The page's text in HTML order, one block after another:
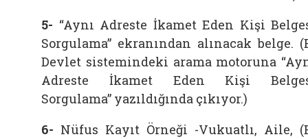
5- “Aynı Adreste İkamet Eden Kişi
Sorgulama” ekranından alınacak belge.
Devlet sistemindeki arama motoruna
Adreste İkamet Eden Kişi
Sorgulama” yazıldığında çıkıyor.)
6- Nüfus Kayıt Örneği -Vukuatlı, Aile,